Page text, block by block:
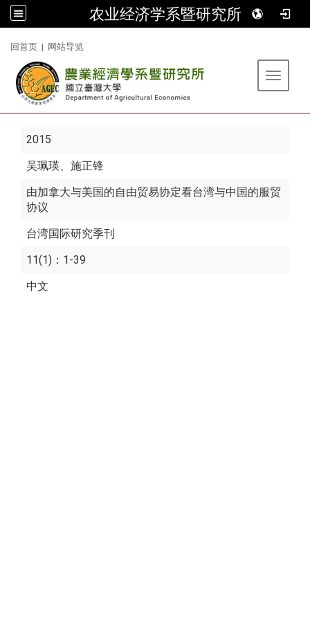
农业经济学系暨研究所
回首页 | 网站导览
Toggle
2015
吴珮瑛、施正锋
由加拿大与美国的自由贸易协定看台湾与中国的服贸
协议
台湾国际研究季刊
11(1)：1-39
中文